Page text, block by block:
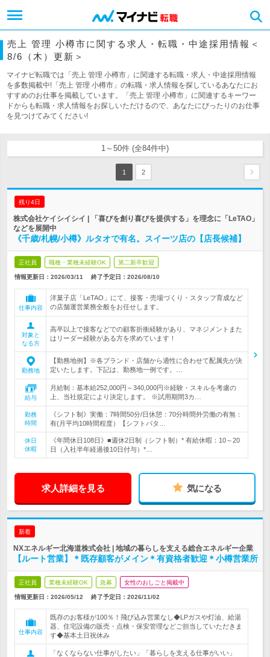
売上 管理 小樽市に関する求人・転職・中途採用情報＜
8/6（木）更新＞
マイナビ転職では「売上 管理 小樽市」に関連する転職・求人・中途採用情報
を多数掲載中!「売上 管理 小樽市」の転職・求人情報を探しているあなたにお
すすめのお仕事を掲載しています。「売上 管理 小樽市」に関連するキーワー
ドからも転職・求人情報をお探しいただけるので、あなたにぴったりのお仕事
を見つけてみてください!
1～50件 (全84件中)
1 2
残り4日
株式会社ケイシイシイ | 「喜びを創り喜びを提供する」を理念に「LeTAO」
などを展開中
《千歳/札幌/小樽》ルタオで有名。スイーツ店の【店長候補】
正社員 職種・業種未経験OK 第二新卒歓迎
情報更新日：2026/03/11 終了予定日： 2026/08/10
仕事内容
洋菓子店「LeTAO」にて、接客・売場づくり・スタッフ育成など
の店舗運営業務全般をお任せします。
対象と
なる方
高卒以上で接客などでの顧客折衝経験があり、マネジメントまた
はリーダー経験がある方を求めています！
勤務地
【勤務地例】※各ブランド・店舗から適性に合わせて配属先が決
定いたします。下記は、勤務地一例です。…
給与
月給制：基本給252,000円～340,000円※経験・スキルを考慮の
上、当社規定により決定します。 ※試用期間3カ…
勤務
時間
《シフト制》実働：7時間50分/日休憩：70分時間外労働の有無：
有(月平均10時間程度）【シフトパタ…
休日
休暇
《年間休日108日》■週休2日制（シフト制）* 有給休暇：10～20
日（入社半年経過後10日付与）*…
求人詳細を見る 気になる
新着
NXエネルギー北海道株式会社 | 地域の暮らしを支える総合エネルギー企業
【ルート営業】＊既存顧客がメイン＊有資格者歓迎＊小樽営業所
正社員 業種未経験OK 急募 女性のおしごと掲載中
情報更新日：2026/05/12 終了予定日： 2026/11/02
仕事内容
既存のお客様が100％！飛び込み営業なし◆LPガスや灯油、給湯
器、住宅設備の販売・点検・保安管理などご担当していただきま
す◆基本土日祝休み
「なくならない仕事がしたい」「暮らしを支える仕事がいい」